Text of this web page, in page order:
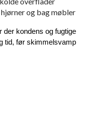
og bag møbler
der kondens og fugtige
tid, før skimmelsvamp